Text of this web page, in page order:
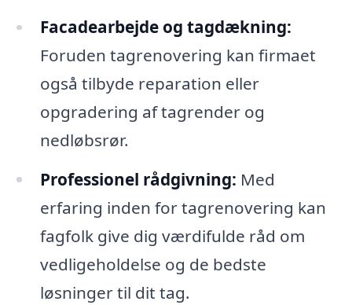
Facadearbejde og tagdækning:
Foruden tagrenovering kan firmaet
også tilbyde reparation eller
opgradering af tagrender og
nedløbsrør.
Professionel rådgivning: Med
erfaring inden for tagrenovering kan
fagfolk give dig værdifulde råd om
vedligeholdelse og de bedste
løsninger til dit tag.